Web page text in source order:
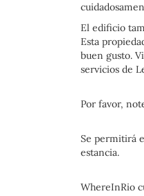
El edificio
Esta
buen gusto.
servicios de
Por favor,
Se permitirá
estancia.
WhereInRio